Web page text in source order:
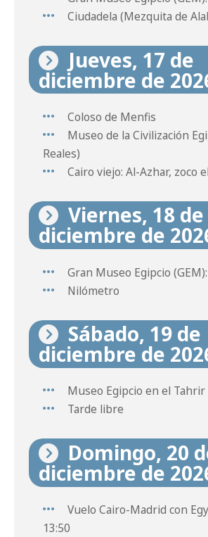
Ciudadela (Mezquita de
Jueves, 17 de
diciembre de
Coloso de Menfis
Museo de la Civilización
Reales)
Cairo viejo: Al-Azhar, zoco
Viernes, 18 de
diciembre de
Gran Museo Egipcio
Nilómetro
Sábado, 19 de
diciembre de
Museo Egipcio en el Tahrir
Tarde libre
Domingo, 20
diciembre de
Vuelo Cairo-Madrid con
13:50